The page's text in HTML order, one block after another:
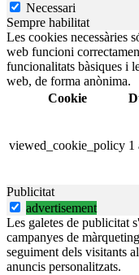
Necessari
Sempre habilitat
Les cookies necessàries
web funcioni
funcionalitats bàsiques i
web, de forma anònima.
Cookie
viewed_cookie_policy 1
Publicitat
advertisement
Les galetes de publicitat
campanyes de
seguiment dels visitants
anuncis personalitzats.